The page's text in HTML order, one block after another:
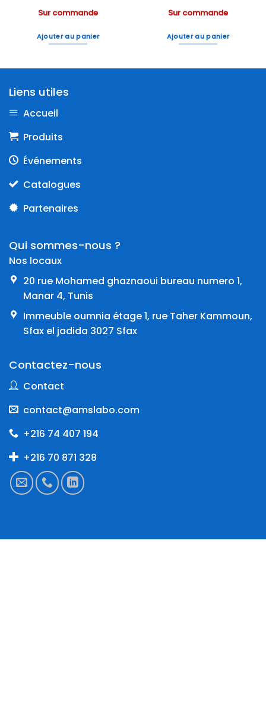
Sur commande
Ajouter au panier
Sur commande
Ajouter au panier
Liens utiles
Accueil
Produits
Événements
Catalogues
Partenaires
Qui sommes-nous ?
Nos locaux
20 rue Mohamed ghaznaoui bureau numero 1,
Manar 4, Tunis
Immeuble oumnia étage 1, rue Taher Kammoun,
Sfax el jadida 3027 Sfax
Contactez-nous
Contact
contact@amslabo.com
+216 74 407 194
+216 70 871 328